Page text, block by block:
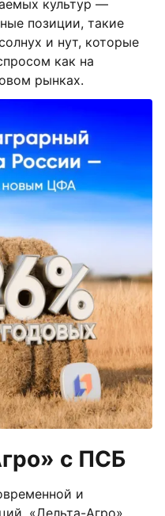
культур —
позиции, такие
и нут, которые
как на
рынках.
с ПСБ
и
«Дельта-Агро»